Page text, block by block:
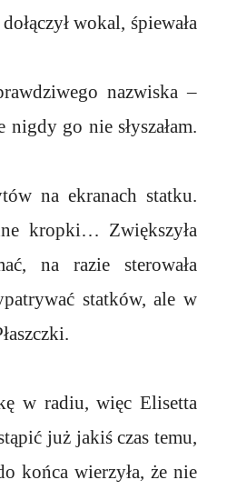
wokal, śpiewała
nazwiska –
go nie słyszałam.
na ekranach statku.
kropki… Zwiększyła
na razie sterowała
statków, ale w
w radiu, więc Elisetta
już jakiś czas temu,
końca wierzyła, że nie